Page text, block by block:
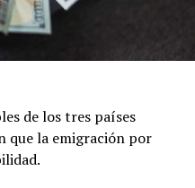
de los tres países
que la emigración por